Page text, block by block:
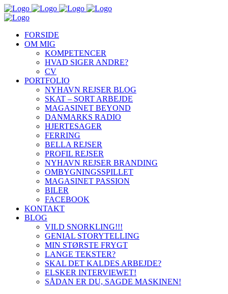
FORSIDE
OM MIG
KOMPETENCER
HVAD SIGER ANDRE?
CV
PORTFOLIO
NYHAVN REJSER BLOG
SKAT – SORT ARBEJDE
MAGASINET BEYOND
DANMARKS RADIO
HJERTESAGER
FERRING
BELLA REJSER
PROFIL REJSER
NYHAVN REJSER BRANDING
OMBYGNINGSSPILLET
MAGASINET PASSION
BILER
FACEBOOK
KONTAKT
BLOG
VILD SNORKLING!!!
GENIAL STORYTELLING
MIN STØRSTE FRYGT
LANGE TEKSTER?
SKAL DET KALDES ARBEJDE?
ELSKER INTERVIEWET!
SÅDAN ER DU, SAGDE MASKINEN!